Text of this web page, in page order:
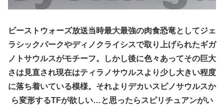
ビーストウォーズ放送当時最大最強の肉食恐竜としてジェ
ラシックパークやディノクライシスで取り上げられたギガ
ノトサウルスがモチーフ。しかし後に色々あってその巨大
さは見直され現在はティラノサウルスより少し大きい程度
に落ち着いている模様。それよりデカいスピノサウルスか
ら変形するTFが欲しい…と思ったらスピリチュアンがい